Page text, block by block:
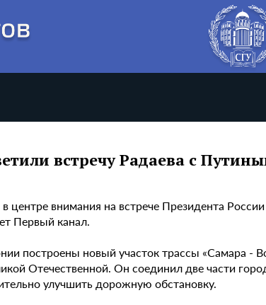
встречу Радаева с
центре внимания на встрече Президента
Первый канал.
построены новый участок трассы «Самара -
Отечественной. Он соединил две части
улучшить дорожную обстановку.